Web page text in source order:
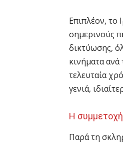
Επιπλέον, το
σημερινούς
δικτύωσης,
κινήματα
τελευταία
γενιά,
Η
Παρά τη